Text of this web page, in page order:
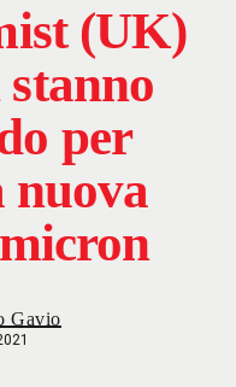
(UK)
per
nuova
Gavio